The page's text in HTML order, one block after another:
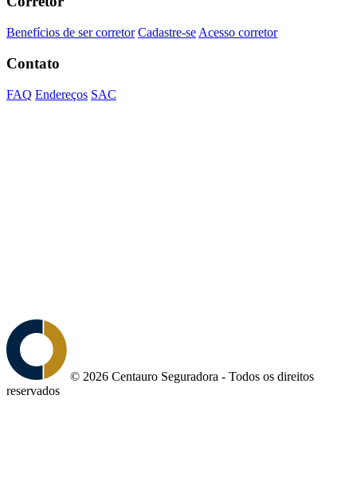
Benefícios de ser corretor Cadastre-se Acesso corretor
Contato
FAQ Endereços SAC
© 2026 Centauro Seguradora - Todos os direitos
reservados